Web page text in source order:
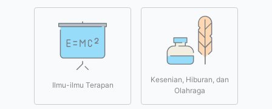
Ilmu-ilmu Terapan
Kesenian, Hiburan, dan
Olahraga